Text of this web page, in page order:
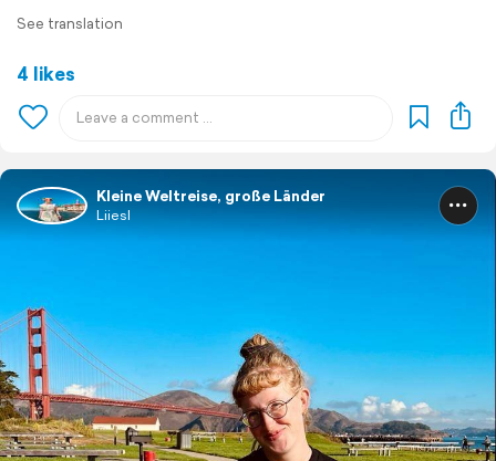
See translation
4 likes
Kleine Weltreise, große Länder
Liiesl